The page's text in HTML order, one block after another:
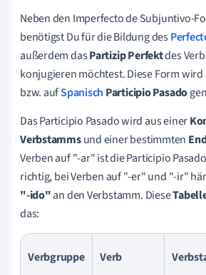
Neben den Imperfecto de Subjuntivo-
benötigst Du für die Bildung des
außerdem dasPartizip Perfektdes
konjugieren möchtest. Diese Form wird
bzw. aufSpanisch Participio Pasado
Das Participio Pasado wird aus einer
Verbstammsund einer bestimmten
Verben auf "-ar" ist die Participio
richtig, bei Verben auf "-er" und "-ir"
"-ido"an den Verbstamm. Diese
das:
Verbgruppe Verb